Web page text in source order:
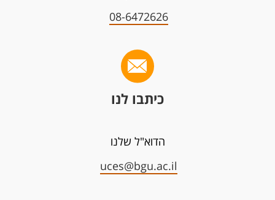
08-6472626
כיתבו לנו
הדוא"ל שלנו
uces@bgu.ac.il